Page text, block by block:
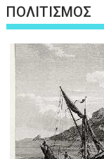
ΠΟΛΙΤΙΣΜΟΣ